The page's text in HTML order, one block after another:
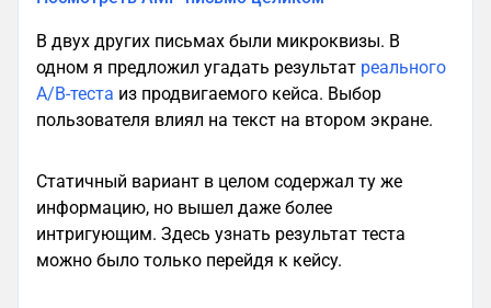
В двух других письмах были микроквизы. В
одном я предложил угадать результат реального
A/B-теста из продвигаемого кейса. Выбор
пользователя влиял на текст на втором экране.
Статичный вариант в целом содержал ту же
информацию, но вышел даже более
интригующим. Здесь узнать результат теста
можно было только перейдя к кейсу.